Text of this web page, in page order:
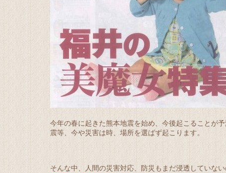
今年の春に起きた熊本地震を始め、今後起こることが
震等、今や災害は時、場所を選ばず起こります。
そんな中、人間の災害対応、防災もまだ浸透していな